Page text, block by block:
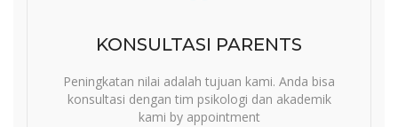
KONSULTASI PARENTS
Peningkatan nilai adalah tujuan kami. Anda bisa
konsultasi dengan tim psikologi dan akademik
kami by appointment